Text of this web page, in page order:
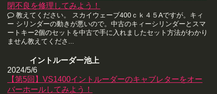
閉不良を修理してみよう！
教えてください。 スカイウェーブ400ｃｋ４５Aですが。キィ
ー シリンダーの動きが悪いので。中古のキィーシリンダーとスマ
ートキー2個のセットを中古で手に入れましたセット方法がわかり
ません教えてくださ...
イントルーダー池上
2024/5/6
【第5回】VS1400イントルーダーのキャブレターをオー
バーホールしてみよう！